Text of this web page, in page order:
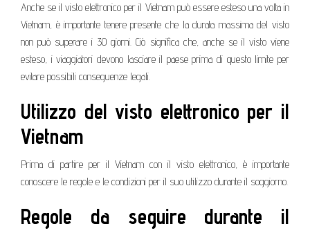
Anche se il visto elettronico per il Vietnam può essere esteso una volta in
Vietnam, è importante tenere presente che la durata massima del visto
non può superare i 30 giorni. Ciò significa che, anche se il visto viene
esteso, i viaggiatori devono lasciare il paese prima di questo limite per
evitare possibili conseguenze legali.
Utilizzo del visto elettronico per il
Vietnam
Prima di partire per il Vietnam con il visto elettronico, è importante
conoscere le regole e le condizioni per il suo utilizzo durante il soggiorno.
Regole da seguire durante il